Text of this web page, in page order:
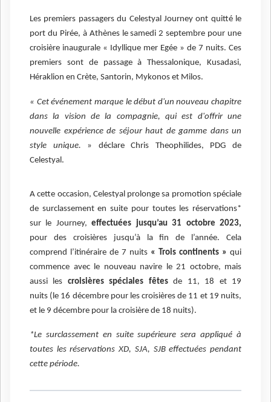
Les premiers passagers du Celestyal Journey ont quitté le
port du Pirée, à Athènes le samedi 2 septembre pour une
croisière inaugurale « Idyllique mer Egée » de 7 nuits. Ces
premiers sont de passage à Thessalonique, Kusadasi,
Héraklion en Crète, Santorin, Mykonos et Milos.
« Cet événement marque le début d'un nouveau chapitre
dans la vision de la compagnie, qui est d'offrir une
nouvelle expérience de séjour haut de gamme dans un
style unique. » déclare Chris Theophilides, PDG de
Celestyal.
A cette occasion, Celestyal prolonge sa promotion spéciale
de surclassement en suite pour toutes les réservations*
sur le Journey,effectuées jusqu’au 31 octobre 2023,
pour des croisières jusqu’à la fin de l’année. Cela
comprend l’itinéraire de 7 nuits « Trois continents » qui
commence avec le nouveau navire le 21 octobre, mais
aussi les croisières spéciales fêtesde 11, 18 et 19
nuits (le 16 décembre pour les croisières de 11 et 19 nuits,
et le 9 décembre pour la croisière de 18 nuits).
*Le surclassement en suite supérieure sera appliqué à
toutes les réservations XD, SJA, SJB effectuées pendant
cette période.